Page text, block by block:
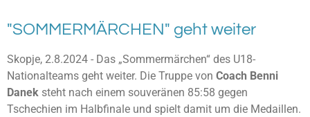
"SOMMERMÄRCHEN" geht weiter
Skopje, 2.8.2024 - Das „Sommermärchen“ des U18-
Nationalteams geht weiter. Die Truppe von Coach Benni
Danek steht nach einem souveränen 85:58 gegen
Tschechien im Halbfinale und spielt damit um die Medaillen.